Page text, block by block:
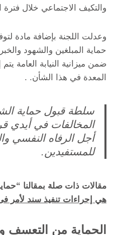
والتكيف الاجتماعي خلال فترة
وعدلت اللجنة بإضافة مادة
حماية المبلغين والشهود
ضمن ميزانية النيابة العامة يتم
المعدة في هذا الشأن. .
سلطة قبول حماية
المخالفات في أيدي
أجل الرفاه النفسي
للمستفيدين.
مقالات ذات صلة بمقالنا
هي إجراءات تنفيذ سند لأمر
الحماية من التعسف